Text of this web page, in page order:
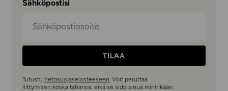
Sähköpostisi
TILAA
Tutustu tietosuojaselosteeseen . Voit peruttaa
liittymisen koska tahansa, eikä se sido sinua mihinkään.